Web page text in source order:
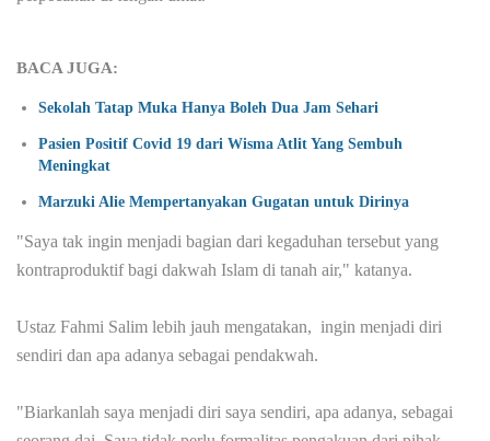
BACA JUGA:
Sekolah Tatap Muka Hanya Boleh Dua Jam Sehari
Pasien Positif Covid 19 dari Wisma Atlit Yang Sembuh
Meningkat
Marzuki Alie Mempertanyakan Gugatan untuk Dirinya
"Saya tak ingin menjadi bagian dari kegaduhan tersebut yang
kontraproduktif bagi dakwah Islam di tanah air," katanya.
Ustaz Fahmi Salim lebih jauh mengatakan, ingin menjadi diri
sendiri dan apa adanya sebagai pendakwah.
"Biarkanlah saya menjadi diri saya sendiri, apa adanya, sebagai